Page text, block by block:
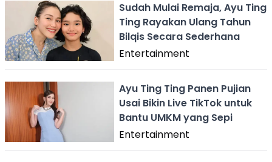
Sudah Mulai Remaja, Ayu Ting
Ting Rayakan Ulang Tahun
Bilqis Secara Sederhana
Entertainment
Ayu Ting Ting Panen Pujian
Usai Bikin Live TikTok untuk
Bantu UMKM yang Sepi
Entertainment